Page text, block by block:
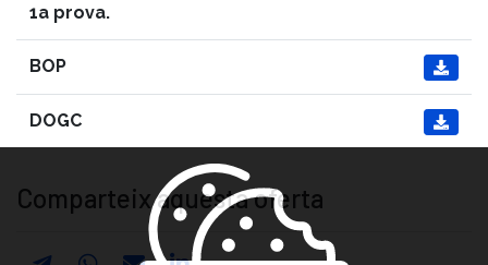
1a prova.
BOP 
DOGC 
Comparteix aquesta oferta